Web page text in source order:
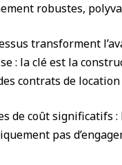
robustes,
transforment
: la clé est la
contrats de
de coût significatifs
pas